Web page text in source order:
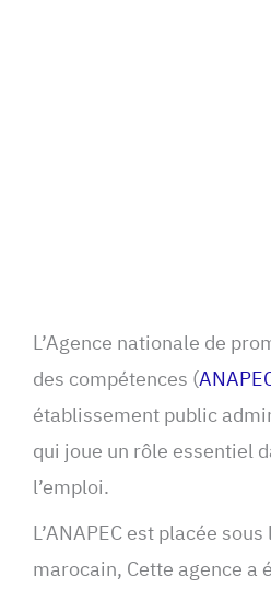
L’Agence nationale de
des compétences (
établissement public
qui joue un rôle essentiel
l’emploi.
L’ANAPEC est placée
marocain, Cette agence a